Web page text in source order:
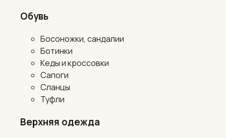
Обувь
Босоножки, сандалии
Ботинки
Кеды и кроссовки
Сапоги
Сланцы
Туфли
Верхняя одежда